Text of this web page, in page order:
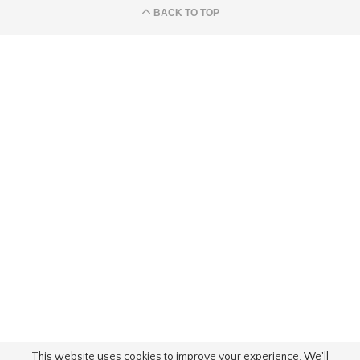
BACK TO TOP
This website uses cookies to improve your experience. We'll